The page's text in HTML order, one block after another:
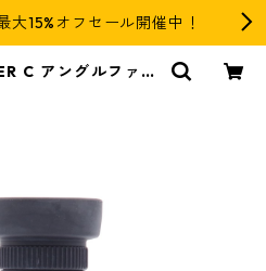
大15%オフセール開催中！
C アングルファイ